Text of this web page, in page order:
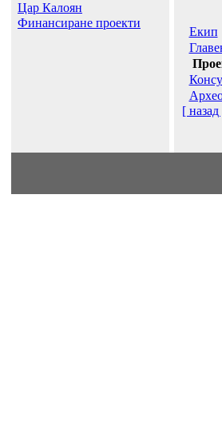
Цар Калоян
Финансиране проекти
Екип
[ назад